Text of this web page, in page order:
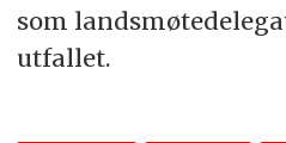
som
utfallet.